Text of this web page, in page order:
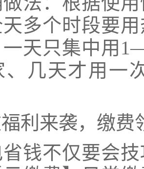
多个时段要
天只集中用
、几天才用一
来袭，缴费
不仅要会技